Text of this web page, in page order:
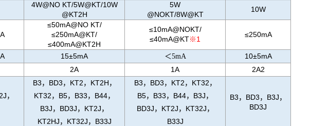
4W@NO KT/5W@KT/10W
@KT2H
5W
@NOKT/8W@KT
10W
≤50mA@NO KT/
≤250mA@KT/
≤400mA@KT2H
≤10mA@NOKT/
≤40mA@KT※1
≤250mA
15±5mA ＜5mA
10±5mA
2A 1A 2A2
，
B3，BD3，KT2，KT2H，
KT32，B5，B33，B44，
B3J，BD3J，KT2J，
KT2HJ，KT32J，B33J
B3，BD3，KT2，KT32，
B5，B33，B44，B3J，
BD3J，KT2J，KT32J，
B33J
B3，BD3，B3J，
BD3J